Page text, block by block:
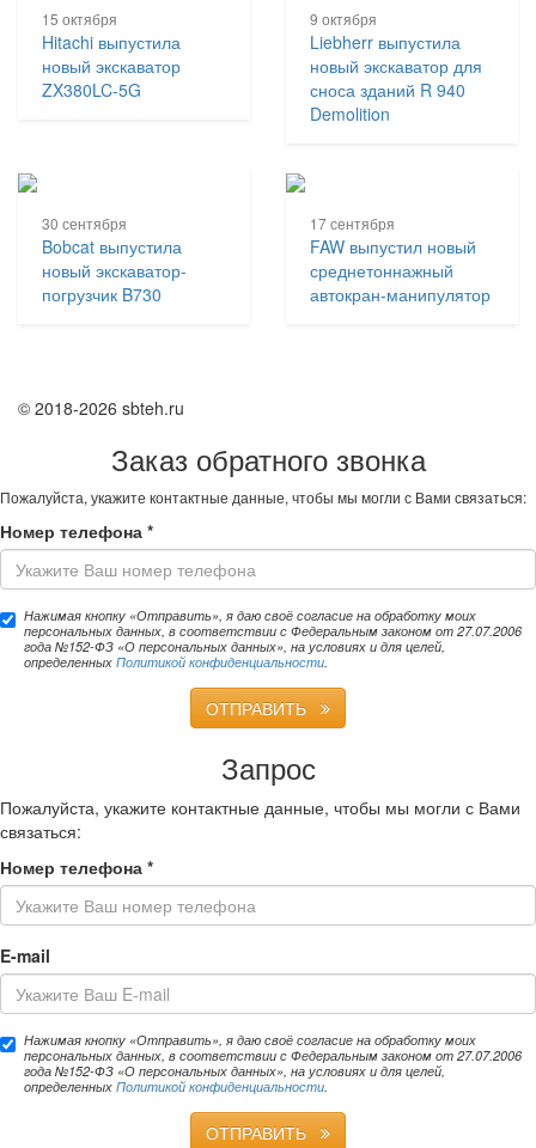
15 октября
Hitachi выпустила
новый экскаватор
ZX380LC-5G
9 октября
Liebherr выпустила
новый экскаватор для
сноса зданий R 940
Demolition
30 сентября
Bobcat выпустила
новый экскаватор-
погрузчик B730
17 сентября
FAW выпустил новый
среднетоннажный
автокран-манипулятор
© 2018-2026 sbteh.ru
Заказ обратного звонка
Пожалуйста, укажите контактные данные, чтобы мы могли с Вами связаться:
Номер телефона *
Нажимая кнопку «Отправить», я даю своё согласие на обработку моих
персональных данных, в соответствии с Федеральным законом от 27.07.2006
года №152-ФЗ «О персональных данных», на условиях и для целей,
определенных Политикой конфиденциальности
ОТПРАВИТЬ
Запрос
Пожалуйста, укажите контактные данные, чтобы мы могли с Вами
связаться:
Номер телефона *
E-mail
Нажимая кнопку «Отправить», я даю своё согласие на обработку моих
персональных данных, в соответствии с Федеральным законом от 27.07.2006
года №152-ФЗ «О персональных данных», на условиях и для целей,
определенных Политикой конфиденциальности
ОТПРАВИТЬ